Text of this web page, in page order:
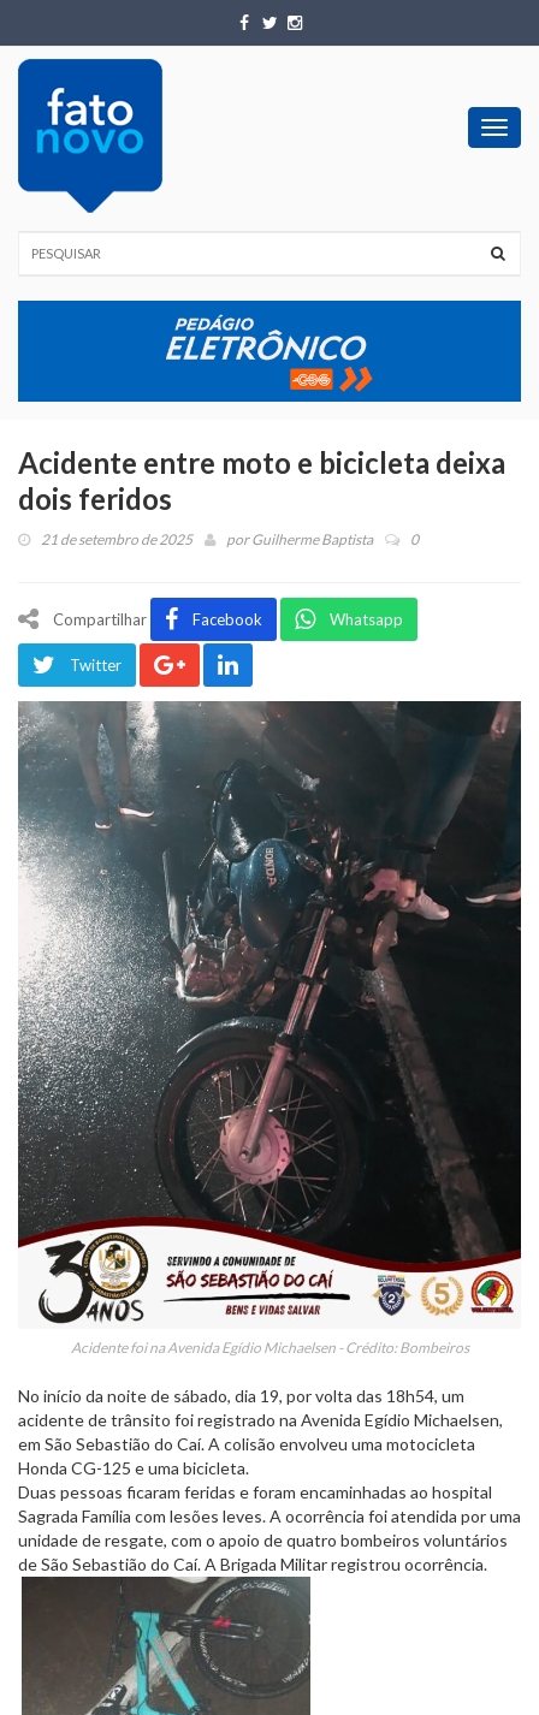
Acidente entre moto e bicicleta deixa
dois feridos
21 de setembro de 2025 porGuilherme Baptista 0
Compartilhar Facebook Whatsapp
Twitter
Acidente foi na Avenida Egídio Michaelsen - Crédito: Bombeiros
No início da noite de sábado, dia 19, por volta das 18h54, um
acidente de trânsito foi registrado na Avenida Egídio Michaelsen,
em São Sebastião do Caí. A colisão envolveu uma motocicleta
Honda CG-125 e uma bicicleta.
Duas pessoas ficaram feridas e foram encaminhadas ao hospital
Sagrada Família com lesões leves. A ocorrência foi atendida por uma
unidade de resgate, com o apoio de quatro bombeiros voluntários
de São Sebastião do Caí. A Brigada Militar registrou ocorrência.